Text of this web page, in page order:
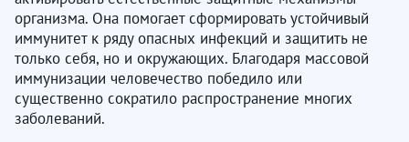
организма. Она помогает сформировать устойчивый
иммунитет к ряду опасных инфекций и защитить не
только себя, но и окружающих. Благодаря массовой
иммунизации человечество победило или
существенно сократило распространение многих
заболеваний.